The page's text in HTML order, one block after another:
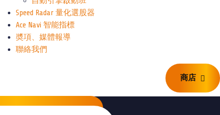
Speed Radar 量化選股器
Ace Navi 智能指標
奬項、媒體報導
聯絡我們
商店